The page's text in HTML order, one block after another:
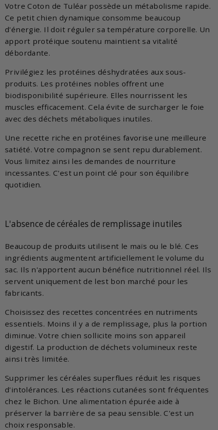
Votre Coton de Tuléar possède un métabolisme rapide.
Ce petit chien dynamique consomme beaucoup
d'énergie. Il doit réguler sa température corporelle. Un
apport protéique soutenu maintient sa vitalité
débordante.
Privilégiez les protéines déshydratées aux sous-
produits. Les protéines nobles offrent une
biodisponibilité supérieure. Elles nourrissent les
muscles efficacement. Cela évite de surcharger le foie
avec des déchets métaboliques inutiles.
Une recette riche en protéines favorise une meilleure
satiété. Votre compagnon se sent repu durablement.
Vous limitez ainsi les demandes de nourriture
incessantes. C'est un point clé pour son équilibre
quotidien.
L'absence de céréales de remplissage inutiles
Beaucoup de produits utilisent le maïs ou le blé. Ces
ingrédients augmentent artificiellement le volume du
sac. Ils n'apportent aucun bénéfice nutritionnel réel. Ils
servent uniquement de lest bon marché pour les
fabricants.
Choisissez des recettes concentrées en nutriments
essentiels. Moins il y a de remplissage, plus la portion
diminue. Votre chien sollicite moins son appareil
digestif. La production de déchets volumineux reste
ainsi très limitée.
Supprimer les céréales superflues réduit les risques
d'intolérances. Les réactions cutanées sont fréquentes
chez le Bichon. Une alimentation épurée aide à
préserver la barrière de sa peau sensible. C'est un
choix responsable.